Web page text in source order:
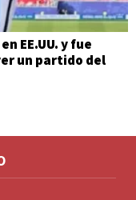
EE.UU. y fue
un partido del